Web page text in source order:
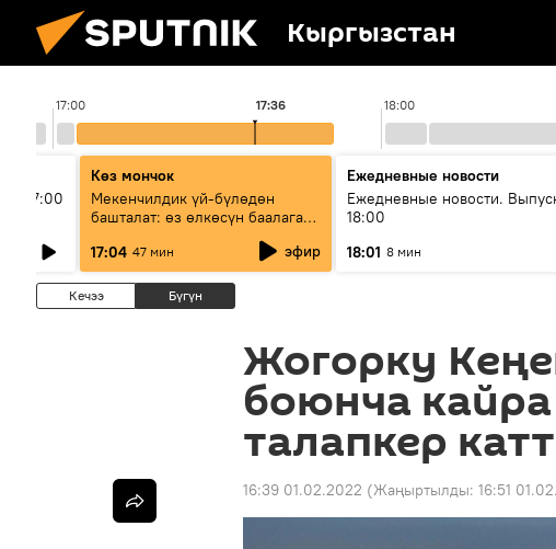
Кыргызстан
17:00 18:00
17:36
17:00
Көз мончок
Мекенчилдик үй-бүлөдөн
башталат: өз өлкөсүн баалаган
муунду кантип тарбиялоо
керек?
17:04 47 мин эфир
Ежедневные новости
Ежедневные новости.
18:00
18:01 8 мин
Кечээ Бүгүн
Жогорку
боюнча
талапкер
16:39 01.02.2022 (Жаңыртылды: 16:51